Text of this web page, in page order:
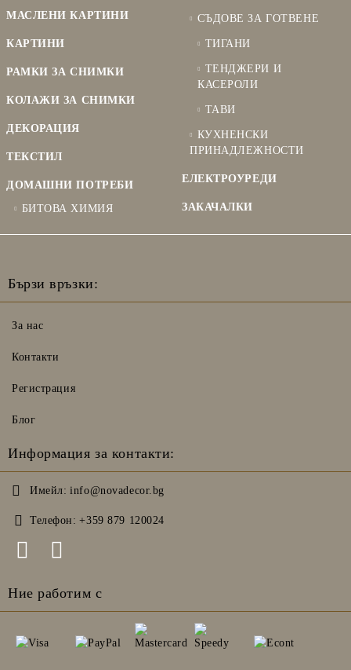
МАСЛЕНИ КАРТИНИ
КАРТИНИ
РАМКИ ЗА СНИМКИ
КОЛАЖИ ЗА СНИМКИ
ДЕКОРАЦИЯ
ТЕКСТИЛ
ДОМАШНИ ПОТРЕБИ
БИТОВА ХИМИЯ
СЪДОВЕ ЗА ГОТВЕНЕ
ТИГАНИ
ТЕНДЖЕРИ И
КАСЕРОЛИ
ТАВИ
КУХНЕНСКИ
ПРИНАДЛЕЖНОСТИ
ЕЛЕКТРОУРЕДИ
ЗАКАЧАЛКИ
Бързи връзки:
За нас
Контакти
Регистрация
Блог
Информация за контакти:
Имейл: info@novadecor.bg
Телефон: +359 879 120024
Ние работим с